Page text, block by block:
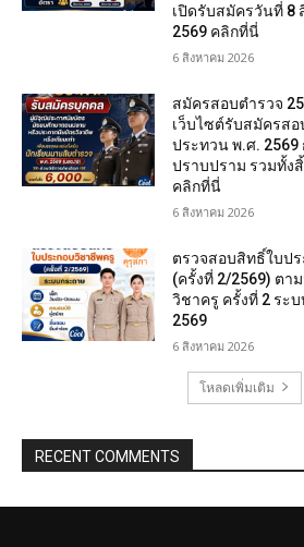
เปิดรับสมัครวันที่ 8
2569 คลิกที่นี่
6 สิงหาคม 2026
สมัครสอบตํารวจ
เว็บไซต์รับสมัครส
ประทวน พ.ศ.
ปราบปราม รวมทั้ง
คลิกที่นี่
6 สิงหาคม 2026
ตรวจสอบสิทธิ์ใบป
(ครั้งที่ 2/2569) ตา
วิชาครู ครั้งที่ 2 ระ
2569
6 สิงหาคม 2026
โหลดเพิ่มเติม
RECENT COMMENTS